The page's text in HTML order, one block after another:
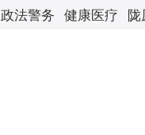
政法警务 健康医疗 陇